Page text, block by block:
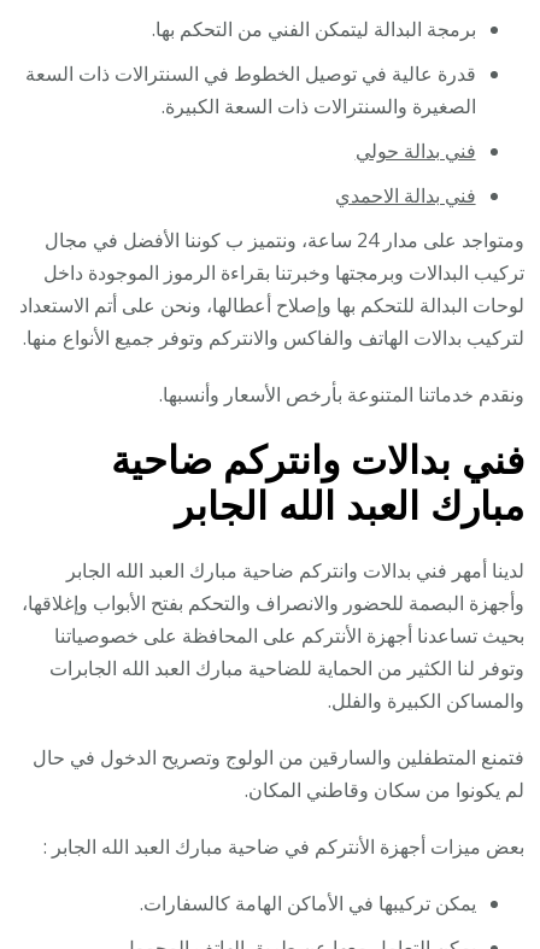
برمجة البدالة ليتمكن الفني من التحكم بها.
قدرة عالية في توصيل الخطوط في السنترالات ذات السعة
الصغيرة والسنترالات ذات السعة الكبيرة.
فني بدالة حولي
فني بدالة الاحمدي
ومتواجد على مدار 24 ساعة، ونتميز ب كوننا الأفضل في مجال
تركيب البدالات وبرمجتها وخبرتنا بقراءة الرموز الموجودة داخل
لوحات البدالة للتحكم بها وإصلاح أعطالها، ونحن على أتم الاستعداد
لتركيب بدالات الهاتف والفاكس والانتركم وتوفر جميع الأنواع منها.
ونقدم خدماتنا المتنوعة بأرخص الأسعار وأنسبها.
فني بدالات وانتركم ضاحية
مبارك العبد الله الجابر
لدينا أمهر فني بدالات وانتركم ضاحية مبارك العبد الله الجابر
وأجهزة البصمة للحضور والانصراف والتحكم بفتح الأبواب وإغلاقها،
بحيث تساعدنا أجهزة الأنتركم على المحافظة على خصوصياتنا
وتوفر لنا الكثير من الحماية للضاحية مبارك العبد الله الجابرات
والمساكن الكبيرة والفلل.
فتمنع المتطفلين والسارقين من الولوج وتصريح الدخول في حال
لم يكونوا من سكان وقاطني المكان.
بعض ميزات أجهزة الأنتركم في ضاحية مبارك العبد الله الجابر :
يمكن تركيبها في الأماكن الهامة كالسفارات.